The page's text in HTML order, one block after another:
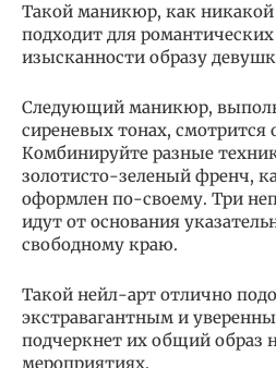
Такой маникюр, как никакой
подходит для
изысканности образу
Следующий маникюр,
сиреневых тонах, смотрится
Комбинируйте разные
золотисто-зеленый френч,
оформлен по-своему. Три
идут от основания
свободному краю.
Такой нейл-арт отлично
экстравагантным и
подчеркнет их общий образ
мероприятиях.